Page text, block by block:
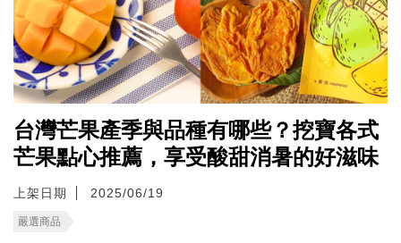
台灣芒果產季與品種有哪些？挖寶各式
芒果點心推薦，享受酸甜消暑的好滋味
上架日期 2025/06/19
嚴選商品